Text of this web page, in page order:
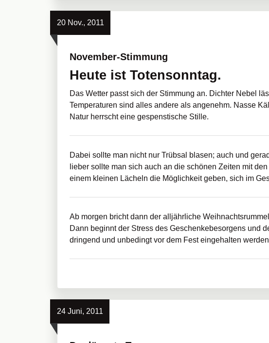
20 Nov., 2011
November-Stimmung
Heute ist Totensonntag.
Das Wetter passt sich der Stimmung an. Dichter Nebel
Temperaturen sind alles andere als angenehm. Nasse
Natur herrscht eine gespenstische Stille.
Dabei sollte man nicht nur Trübsal blasen; auch und
lieber sollte man sich auch an die schönen Zeiten mit
einem kleinen Lächeln die Möglichkeit geben, sich im
Ab morgen bricht dann der alljährliche
Dann beginnt der Stress des Geschenkebesorgens und
dringend und unbedingt vor dem Fest eingehalten
24 Juni, 2011